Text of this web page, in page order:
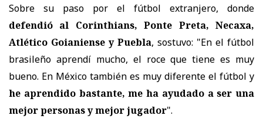
Sobre su paso por el fútbol extranjero, donde
defendió al Corinthians, Ponte Preta, Necaxa,
Atlético Goianiense y Puebla, sostuvo: "En el fútbol
brasileño aprendí mucho, el roce que tiene es muy
bueno. En México también es muy diferente el fútbol y
he aprendido bastante, me ha ayudado a ser una
mejor personas y mejor jugador".